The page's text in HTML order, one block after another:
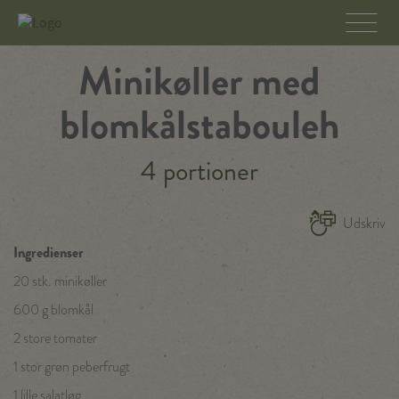
Minikøller med
blomkålstabouleh
4 portioner
Udskriv
Ingredienser
20 stk. minikøller
600 g blomkål
2 store tomater
1 stor grøn peberfrugt